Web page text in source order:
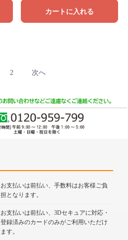
カートに入れる
2 次へ
お支払いは前払い、手数料はお客様ご負
担となります。
お支払いは前払い、3Dセキュアに対応・
登録済みのカードのみがご利用いただけ
ます。